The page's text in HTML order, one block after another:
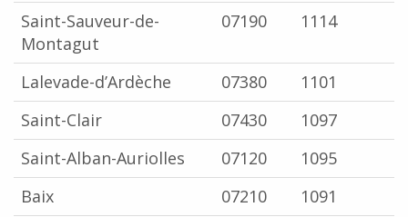
Saint-Sauveur-de-
Montagut
07190 1114
Lalevade-d’Ardèche 07380
1101
Saint-Clair
07430
1097
Saint-Alban-Auriolles
07120
1095
Baix
07210
1091